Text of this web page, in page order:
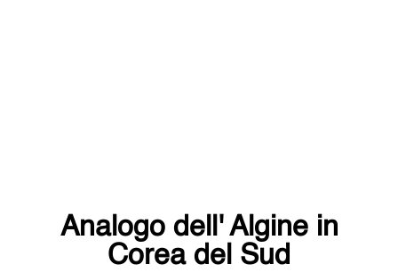
Analogo dell'Alginein
Corea del Sud